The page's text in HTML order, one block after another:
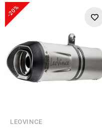
-20%
LEOVINCE